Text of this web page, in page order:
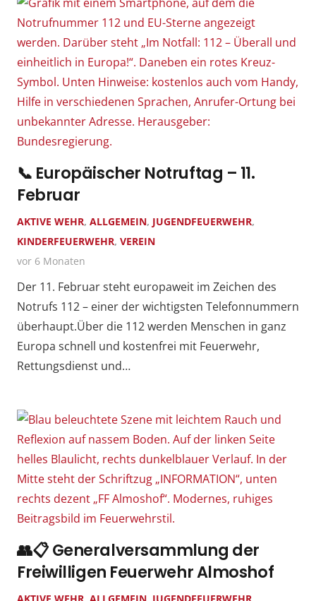
📞 Europäischer Notruftag – 11.
Februar
AKTIVE WEHR, ALLGEMEIN, JUGENDFEUERWEHR,
KINDERFEUERWEHR, VEREIN
vor 6 Monaten
Der 11. Februar steht europaweit im Zeichen des
Notrufs 112 – einer der wichtigsten Telefonnummern
überhaupt.Über die 112 werden Menschen in ganz
Europa schnell und kostenfrei mit Feuerwehr,
Rettungsdienst und…
👥📋 Generalversammlung der
Freiwilligen Feuerwehr Almoshof